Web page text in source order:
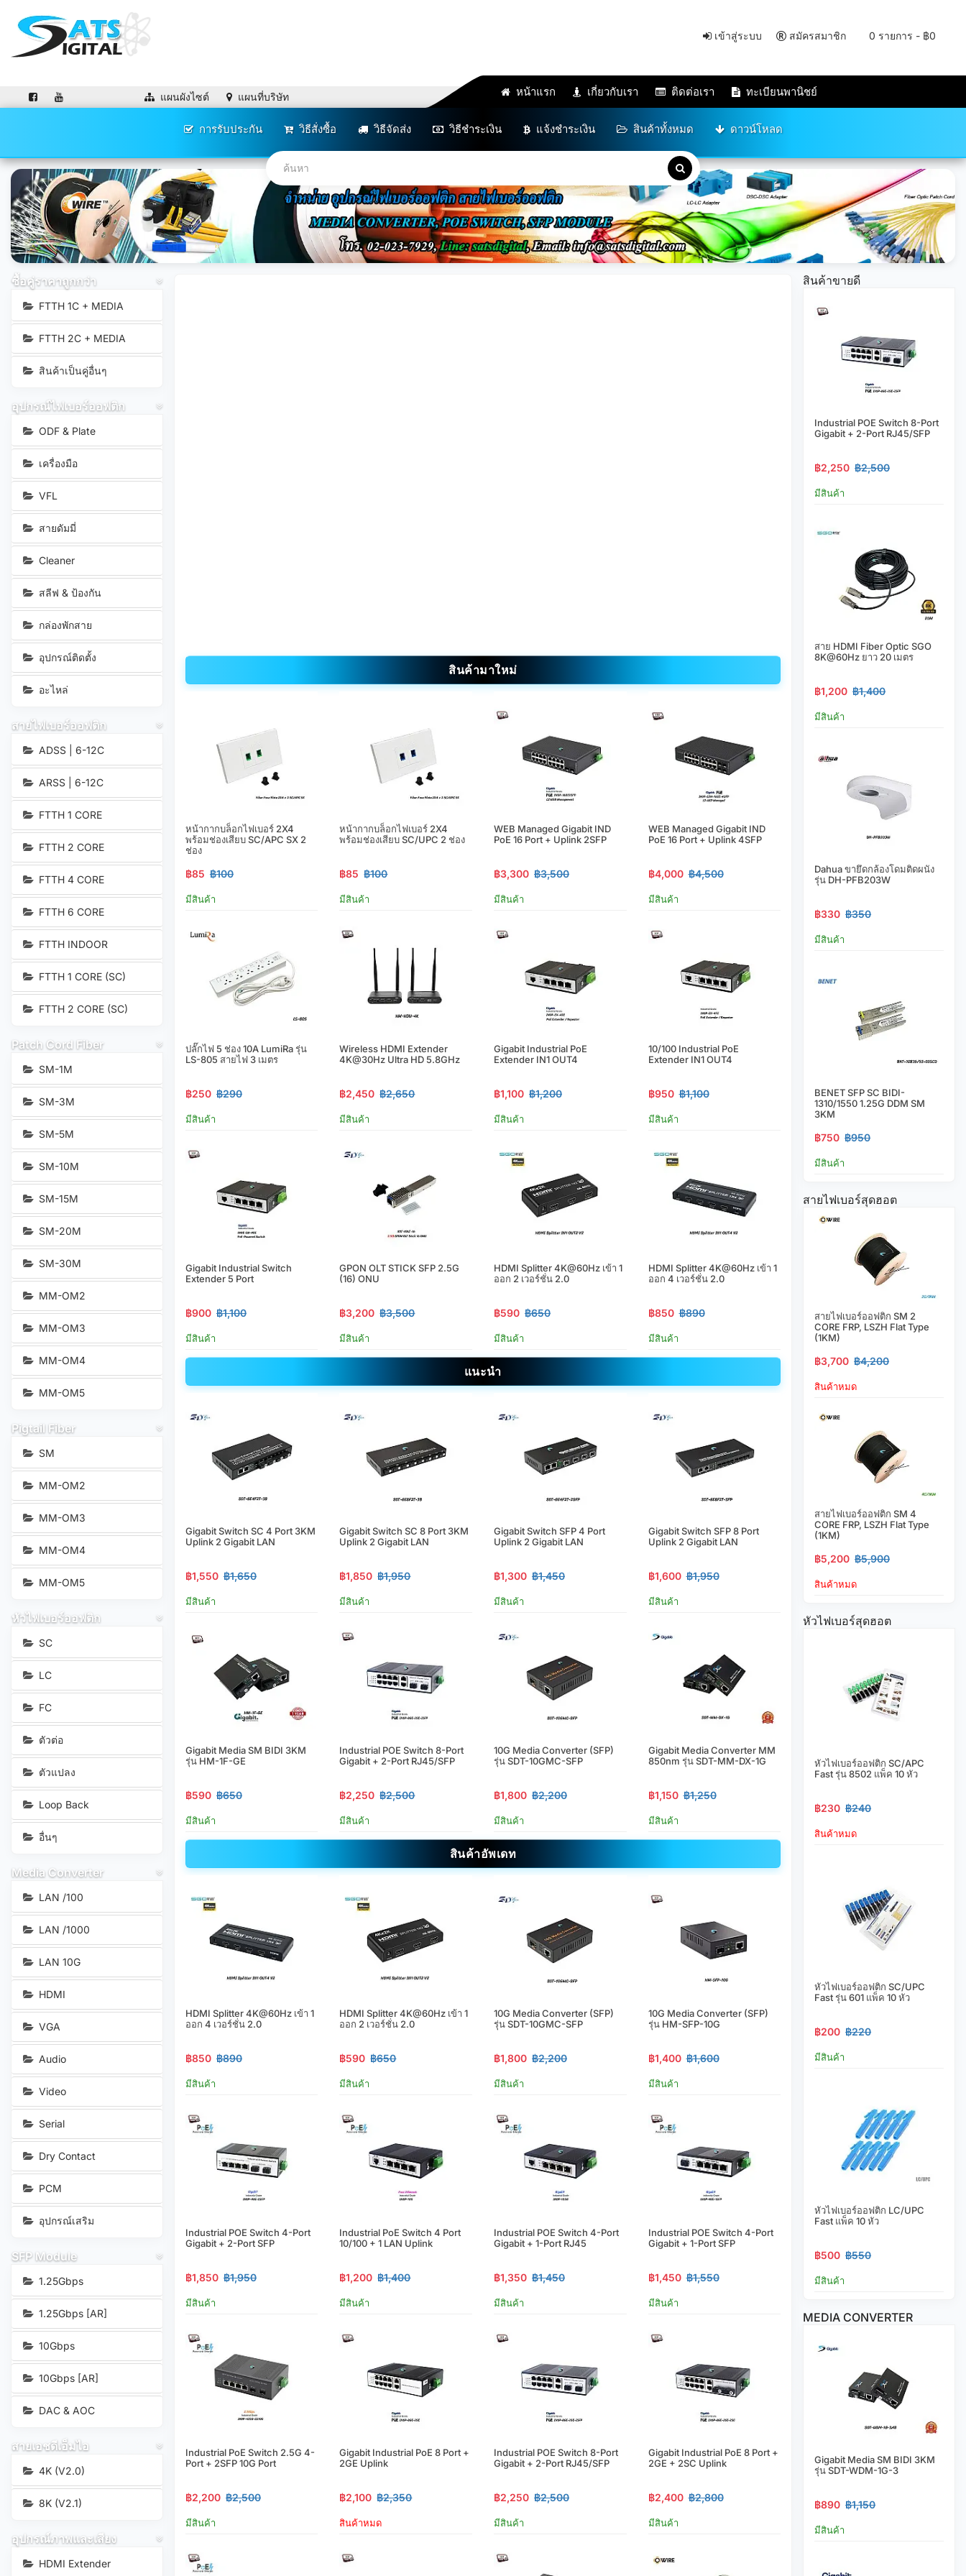
0 รายการ - ฿0
เข้าสู่ระบบ สมัครสมาชิก
แผนผังไซต์ แผนที่บริษัท หน้าแรก เกี่ยวกับเรา ติดต่อเรา ทะเบียนพานิชย์
การรับประกัน วิธีสั่งซื้อ วิธีจัดส่ง วิธีชำระเงิน แจ้งชำระเงิน สินค้าทั้งหมด ดาวน์โหลด
ซื้อคู่ราคาถูกกว่า
FTTH 1C + MEDIA
FTTH 2C + MEDIA
สินค้าเป็นคู่อื่นๆ
อุปกรณ์ไฟเบอร์ออฟติก
ODF & Plate
เครื่องมือ
VFL
สายดัมมี่
Cleaner
สลีฟ & ป้องกัน
กล่องพักสาย
อุปกรณ์ติดตั้ง
อะไหล่
สายไฟเบอร์ออฟติก
ADSS | 6-12C
ARSS | 6-12C
FTTH 1 CORE
FTTH 2 CORE
FTTH 4 CORE
FTTH 6 CORE
FTTH INDOOR
FTTH 1 CORE (SC)
FTTH 2 CORE (SC)
Patch Cord Fiber
SM-1M
SM-3M
SM-5M
SM-10M
SM-15M
SM-20M
SM-30M
MM-OM2
MM-OM3
MM-OM4
MM-OM5
Pigtail Fiber
SM
MM-OM2
MM-OM3
MM-OM4
MM-OM5
หัวไฟเบอร์ออฟติก
SC
LC
FC
ตัวต่อ
ตัวแปลง
Loop Back
อื่นๆ
Media Converter
LAN /100
LAN /1000
LAN 10G
HDMI
VGA
Audio
Video
Serial
Dry Contact
PCM
อุปกรณ์เสริม
SFP Module
1.25Gbps
1.25Gbps [AR]
10Gbps
10Gbps [AR]
DAC & AOC
สายเอชดีเอ็มไอ
4K (V2.0)
8K (V2.1)
อุปกรณ์ภาพและเสียง
HDMI Extender
สินค้ามาใหม่
หน้ากากบล็อกไฟเบอร์ 2X4
พร้อมช่องเสียบ SC/APC SX 2
ช่อง
฿85 ฿100
มีสินค้า
หน้ากากบล็อกไฟเบอร์ 2X4
พร้อมช่องเสียบ SC/UPC 2 ช่อง
฿85 ฿100
มีสินค้า
WEB Managed Gigabit IND
PoE 16 Port + Uplink 2SFP
฿3,300 ฿3,500
มีสินค้า
WEB Managed Gigabit IND
PoE 16 Port + Uplink 4SFP
฿4,000 ฿4,500
มีสินค้า
ปลั๊กไฟ 5 ช่อง 10A LumiRa รุ่น
LS-805 สายไฟ 3 เมตร
฿250 ฿290
มีสินค้า
Wireless HDMI Extender
4K@30Hz Ultra HD 5.8GHz
฿2,450 ฿2,650
มีสินค้า
Gigabit Industrial PoE
Extender IN1 OUT4
฿1,100 ฿1,200
มีสินค้า
10/100 Industrial PoE
Extender IN1 OUT4
฿950 ฿1,100
มีสินค้า
Gigabit Industrial Switch
Extender 5 Port
฿900 ฿1,100
มีสินค้า
GPON OLT STICK SFP 2.5G
(16) ONU
฿3,200 ฿3,500
มีสินค้า
HDMI Splitter 4K@60Hz เข้า 1
ออก 2 เวอร์ชั่น 2.0
฿590 ฿650
มีสินค้า
HDMI Splitter 4K@60Hz เข้า 1
ออก 4 เวอร์ชั่น 2.0
฿850 ฿890
มีสินค้า
แนะนำ
Gigabit Switch SC 4 Port 3KM
Uplink 2 Gigabit LAN
฿1,550 ฿1,650
มีสินค้า
Gigabit Switch SC 8 Port 3KM
Uplink 2 Gigabit LAN
฿1,850 ฿1,950
มีสินค้า
Gigabit Switch SFP 4 Port
Uplink 2 Gigabit LAN
฿1,300 ฿1,450
มีสินค้า
Gigabit Switch SFP 8 Port
Uplink 2 Gigabit LAN
฿1,600 ฿1,950
มีสินค้า
Gigabit Media SM BIDI 3KM
รุ่น HM-1F-GE
฿590 ฿650
มีสินค้า
Industrial POE Switch 8-Port
Gigabit + 2-Port RJ45/SFP
฿2,250 ฿2,500
มีสินค้า
10G Media Converter (SFP)
รุ่น SDT-10GMC-SFP
฿1,800 ฿2,200
มีสินค้า
Gigabit Media Converter MM
850nm รุ่น SDT-MM-DX-1G
฿1,150 ฿1,250
มีสินค้า
สินค้าอัพเดท
HDMI Splitter 4K@60Hz เข้า 1
ออก 4 เวอร์ชั่น 2.0
฿850 ฿890
มีสินค้า
HDMI Splitter 4K@60Hz เข้า 1
ออก 2 เวอร์ชั่น 2.0
฿590 ฿650
มีสินค้า
10G Media Converter (SFP)
รุ่น SDT-10GMC-SFP
฿1,800 ฿2,200
มีสินค้า
10G Media Converter (SFP)
รุ่น HM-SFP-10G
฿1,400 ฿1,600
มีสินค้า
Industrial POE Switch 4-Port
Gigabit + 2-Port SFP
฿1,850 ฿1,950
มีสินค้า
Industrial PoE Switch 4 Port
10/100 + 1 LAN Uplink
฿1,200 ฿1,400
มีสินค้า
Industrial POE Switch 4-Port
Gigabit + 1-Port RJ45
฿1,350 ฿1,450
มีสินค้า
Industrial POE Switch 4-Port
Gigabit + 1-Port SFP
฿1,450 ฿1,550
มีสินค้า
Industrial PoE Switch 2.5G 4-
Port + 2SFP 10G Port
฿2,200 ฿2,500
มีสินค้า
Gigabit Industrial PoE 8 Port +
2GE Uplink
฿2,100 ฿2,350
สินค้าหมด
Industrial POE Switch 8-Port
Gigabit + 2-Port RJ45/SFP
฿2,250 ฿2,500
มีสินค้า
Gigabit Industrial PoE 8 Port +
2GE + 2SC Uplink
฿2,400 ฿2,800
มีสินค้า
สินค้าขายดี
Industrial POE Switch 8-Port
Gigabit + 2-Port RJ45/SFP
฿2,250 ฿2,500
มีสินค้า
สาย HDMI Fiber Optic SGO
8K@60Hz ยาว 20 เมตร
฿1,200 ฿1,400
มีสินค้า
Dahua ขายึดกล้องโดมติดผนัง
รุ่น DH-PFB203W
฿330 ฿350
มีสินค้า
BENET SFP SC BIDI-
1310/1550 1.25G DDM SM
3KM
฿750 ฿950
มีสินค้า
สายไฟเบอร์สุดฮอต
สายไฟเบอร์ออฟติก SM 2
CORE FRP, LSZH Flat Type
(1KM)
฿3,700 ฿4,200
สินค้าหมด
สายไฟเบอร์ออฟติก SM 4
CORE FRP, LSZH Flat Type
(1KM)
฿5,200 ฿5,900
สินค้าหมด
หัวไฟเบอร์สุดฮอต
หัวไฟเบอร์ออฟติก SC/APC
Fast รุ่น 8502 แพ็ค 10 หัว
฿230 ฿240
สินค้าหมด
หัวไฟเบอร์ออฟติก SC/UPC
Fast รุ่น 601 แพ็ค 10 หัว
฿200 ฿220
มีสินค้า
หัวไฟเบอร์ออฟติก LC/UPC
Fast แพ็ค 10 หัว
฿500 ฿550
มีสินค้า
MEDIA CONVERTER
Gigabit Media SM BIDI 3KM
รุ่น SDT-WDM-1G-3
฿890 ฿1,150
มีสินค้า